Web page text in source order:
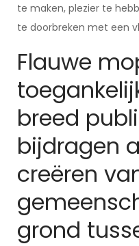
te maken, plezier te
te doorbreken met een
Flauwe
breed
bijdragen
creëren
grond